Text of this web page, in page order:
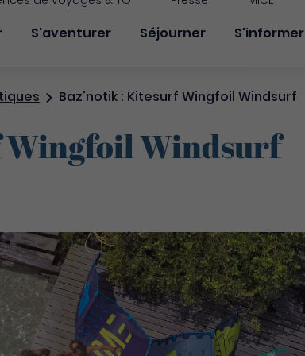
principale
S'aventurer Séjourner S'informer
Baz'notik : Kitesurf Wingfoil Windsurf
Windsurf